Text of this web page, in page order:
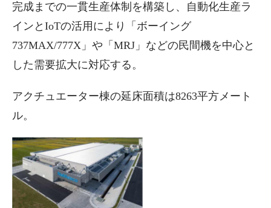
完成までの一貫生産体制を構築し、自動化生産ラ
インとIoTの活用により「ボーイング
737MAX/777X」や「MRJ」などの民間機を中心と
した需要拡大に対応する。
アクチュエーター棟の延床面積は8263平方メート
ル。